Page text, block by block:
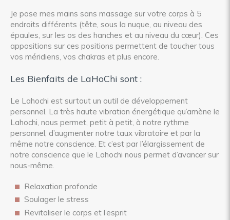
Je pose mes mains sans massage sur votre corps à 5
endroits différents (tête, sous la nuque, au niveau des
épaules, sur les os des hanches et au niveau du cœur). Ces
appositions sur ces positions permettent de toucher tous
vos méridiens, vos chakras et plus encore.
Les Bienfaits de LaHoChi sont :
Le Lahochi est surtout un outil de développement
personnel. La très haute vibration énergétique qu’amène le
Lahochi, nous permet, petit à petit, à notre rythme
personnel, d’augmenter notre taux vibratoire et par la
même notre conscience. Et c’est par l’élargissement de
notre conscience que le Lahochi nous permet d’avancer sur
nous-même.
Relaxation profonde
Soulager le stress
Revitaliser le corps et l’esprit